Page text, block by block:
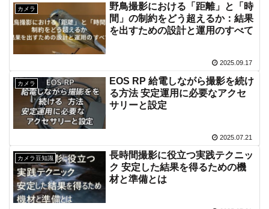
カメラ
野鳥撮影における「距離」と「時
間」の制約をどう超えるか：結果
を出すための設計と運用のすべて
2025.09.17
カメラ
EOS RP 給電しながら撮影を続け
る方法 安定運用に必要なアクセ
サリーと設定
2025.07.21
カメラ豆知識
長時間撮影に役立つ実践テクニッ
ク 安定した結果を得るための機
材と準備とは